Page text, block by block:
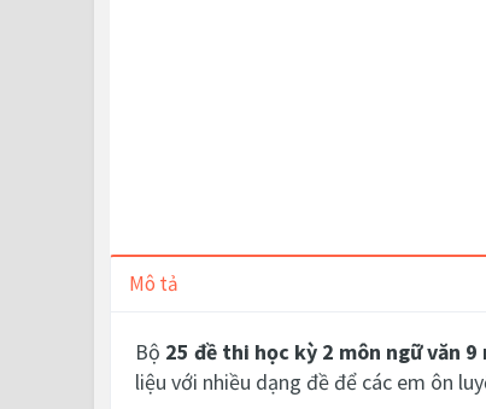
Mô tả
Bộ 25 đề thi học kỳ 2 môn ngữ văn 9
liệu với nhiều dạng đề để các em ôn